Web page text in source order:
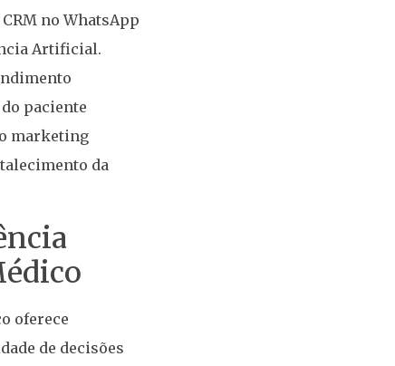
no WhatsApp
Artificial.
paciente
marketing
da
oferece
de decisões